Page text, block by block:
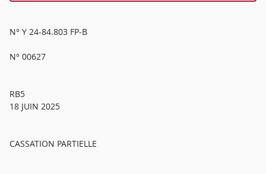
N° Y 24-84.803 FP-B
N° 00627
RB5
18 JUIN 2025
CASSATION PARTIELLE